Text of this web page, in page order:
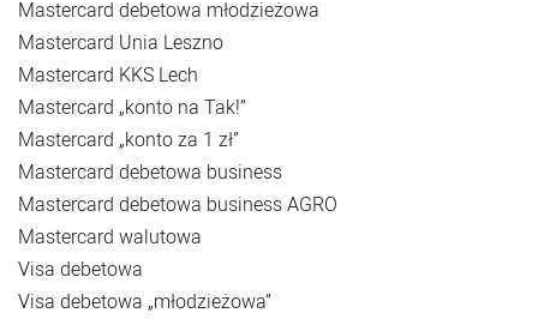
Mastercard debetowa młodzieżowa
Mastercard Unia Leszno
Mastercard KKS Lech
Mastercard „konto na Tak!”
Mastercard „konto za 1 zł”
Mastercard debetowa business
Mastercard debetowa business AGRO
Mastercard walutowa
Visa debetowa
Visa debetowa „młodzieżowa”